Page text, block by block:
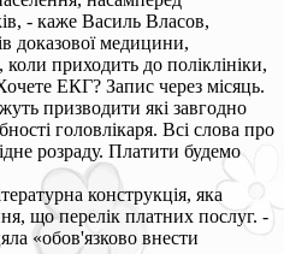
- каже Василь Власов,
доказової медицини,
приходить до поліклініки,
ЕКГ? Запис через місяць.
призводити які завгодно
головлікаря. Всі слова про
розраду. Платити будемо
конструкція, яка
що перелік платних послуг. -
«обов'язково внести